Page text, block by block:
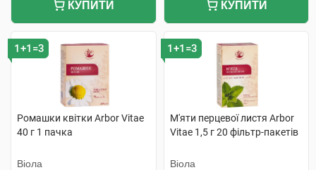
КУПИТИ КУПИТИ
1+1=3
Ромашки квітки Arbor Vitae
40 г 1 пачка
Віола
1+1=3
М'яти перцевої листя Arbor
Vitae 1,5 г 20 фільтр-пакетів
Віола